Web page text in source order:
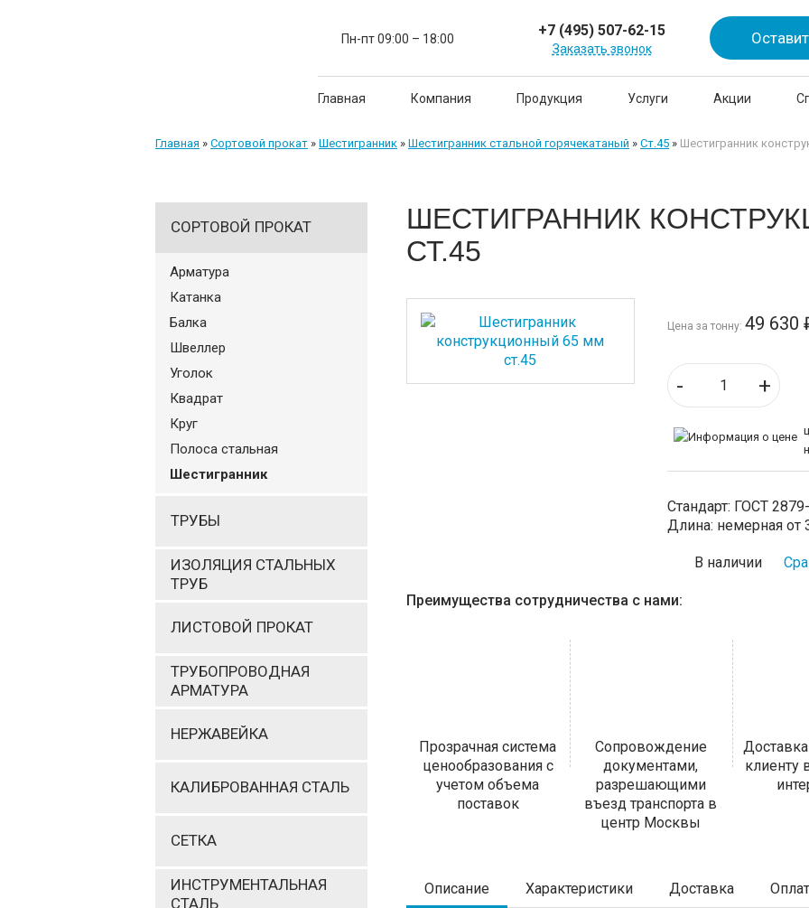
Пн-пт 09:00 – 18:00 +7 (495) 507-62-15
Заказать звонок
Главная Компания Продукция Услуги Акции
Главная » Сортовой прокат » Шестигранник » Шестигранник стальной горячекатаный » Ст.45 » Шестигранник
СОРТОВОЙ ПРОКАТ
Арматура
Катанка
Балка
Швеллер
Уголок
Квадрат
Круг
Полоса стальная
Шестигранник
ТРУБЫ
ИЗОЛЯЦИЯ СТАЛЬНЫХ
ТРУБ
ЛИСТОВОЙ ПРОКАТ
ТРУБОПРОВОДНАЯ
АРМАТУРА
НЕРЖАВЕЙКА
КАЛИБРОВАННАЯ СТАЛЬ
СЕТКА
ИНСТРУМЕНТАЛЬНАЯ
СТАЛЬ
ШЕСТИГРАННИК
СТ.45
Цена за тонну: 49 630
- +
Стандарт: ГОСТ
Длина: немерная от
В наличии
Преимущества сотрудничества с нами:
Прозрачная система
ценообразования с
учетом объема
поставок
Сопровождение
документами,
разрешающими
въезд транспорта в
центр Москвы
клиенту
Описание Характеристики Доставка